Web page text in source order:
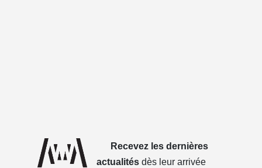
Recevez les dernières
actualités dès leur arrivée